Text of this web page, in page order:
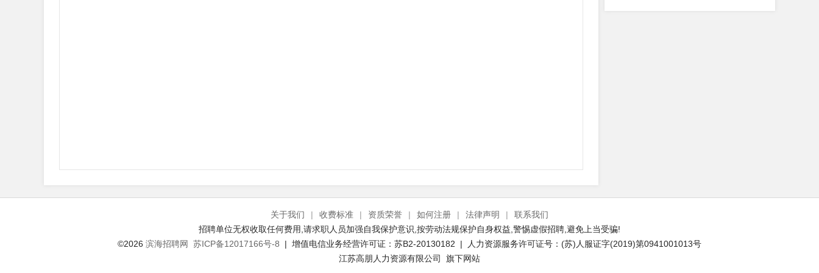
关于我们 | 收费标准 | 资质荣誉 | 如何注册 | 法律声明 |
联系我们
招聘单位无权收取任何费用,请求职人员加强自我保护意识,按劳动法规保护自身权益,警惕虚假招聘,避免上当受骗!
©2026 滨海招聘网 苏ICP备12017166号-8 | 增值电信业务经营许可证：苏B2-20130182 | 人力资源服务许可证号：(苏)人服证字(2019)第0941001013号
江苏高朋人力资源有限公司 旗下网站